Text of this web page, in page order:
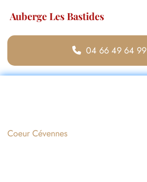
Auberge Les Bastides
04 66 49 64 99
Coeur Cévennes